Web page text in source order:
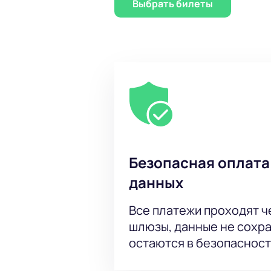
оформите заказ через сайт или
Актуальная стоимость
Быстрая поддержка по всем
Купить билеты
Выбрать билеты
Безопасная
данных
Все платежи проходят
шлюзы, данные не
остаются в